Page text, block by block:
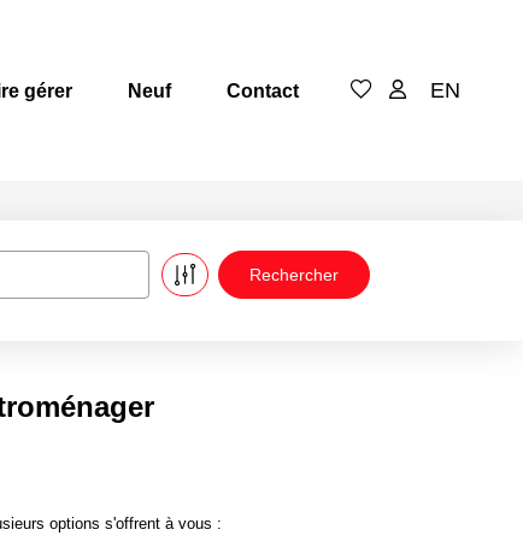
gérer Neuf Contact EN
options s'offrent à vous :